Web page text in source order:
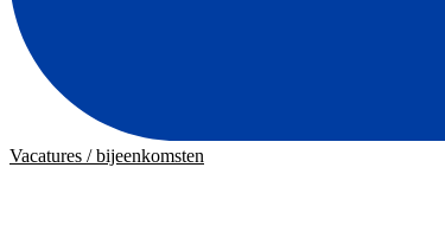
Vacatures / bijeenkomsten